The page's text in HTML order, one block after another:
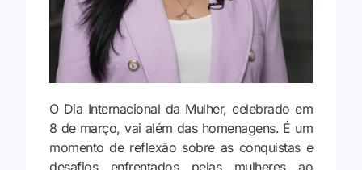
O Dia Internacional da Mulher, celebrado em
8 de março, vai além das homenagens. É um
momento de reflexão sobre as conquistas e
desafios enfrentados pelas mulheres ao